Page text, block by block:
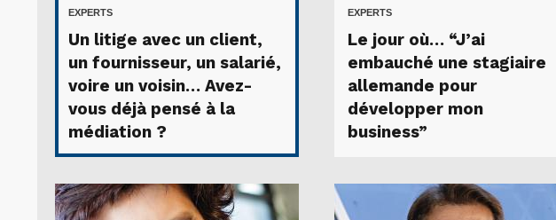
EXPERTS
Un litige avec un client,
un fournisseur, un salarié,
voire un voisin… Avez-
vous déjà pensé à la
médiation ?
EXPERTS
Le jour où… “J’ai
embauché une stagiaire
allemande pour
développer mon
business”